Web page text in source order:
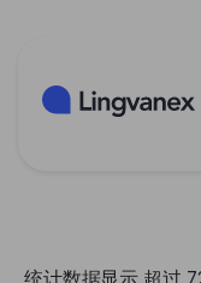
全球市
统计数据显示,超过